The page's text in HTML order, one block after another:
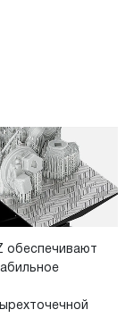
обеспечивают